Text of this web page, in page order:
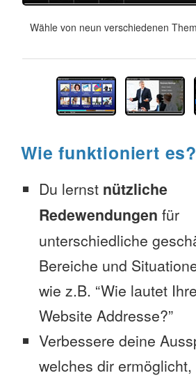
Wähle von neun verschiedenen
Wie funktioniert es?
Du lernst nützliche
Redewendungen für
unterschiedliche
Bereiche und
wie z.B. “Wie lautet Ihre
Website Addresse?”
Verbessere deine
welches dir ermöglicht,